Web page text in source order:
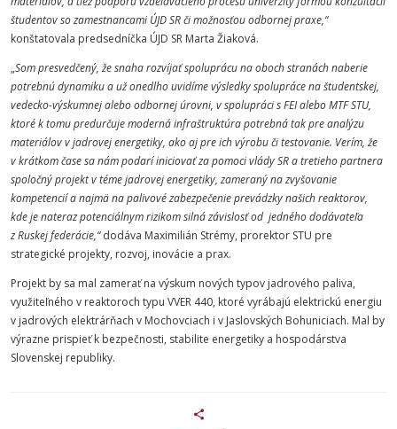
študentov so zamestnancami ÚJD SR či možnosťou odbornej praxe,“
konštatovala predsedníčka ÚJD SR Marta Žiaková.
„Som presvedčený, že snaha rozvíjať spoluprácu na oboch stranách naberie
potrebnú dynamiku a už onedlho uvidíme výsledky spolupráce na študentskej,
vedecko-výskumnej alebo odbornej úrovni, v spolupráci s FEI alebo MTF STU,
ktoré k tomu predurčuje moderná infraštruktúra potrebná tak pre analýzu
materiálov v jadrovej energetiky, ako aj pre ich výrobu či testovanie. Verím, že
v krátkom čase sa nám podarí iniciovať za pomoci vlády SR a tretieho partnera
spoločný projekt v téme jadrovej energetiky, zameraný na zvyšovanie
kompetencií a najmä na palivové zabezpečenie prevádzky našich reaktorov,
kde je nateraz potenciálnym rizikom silná závislosť od jedného dodávateľa
z Ruskej federácie,“dodáva Maximilián Strémy, prorektor STU pre
strategické projekty, rozvoj, inovácie a prax.
Projekt by sa mal zamerať na výskum nových typov jadrového paliva,
využiteľného v reaktoroch typu VVER 440, ktoré vyrábajú elektrickú energiu
v jadrových elektrárňach v Mochovciach i v Jaslovských Bohuniciach. Mal by
výrazne prispieť k bezpečnosti, stabilite energetiky a hospodárstva
Slovenskej republiky.